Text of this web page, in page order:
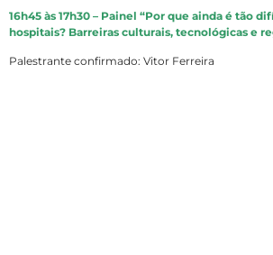
16h45 às 17h30 – Painel “Por que ainda é tão
hospitais? Barreiras culturais, tecnológicas e
Palestrante confirmado: Vitor Ferreira